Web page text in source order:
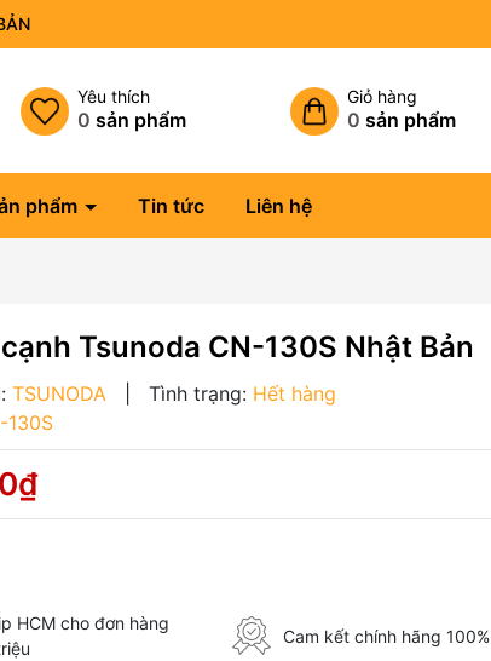
Yêu thích
0 sản phẩm
Giỏ hàng
0 sản phẩm
phẩm Tin tức Liên hệ
Tsunoda CN-130S Nhật Bản
TSUNODA Tình trạng: Hết hàng
130S
HCM cho đơn hàng
Cam kết chính hãng 100%